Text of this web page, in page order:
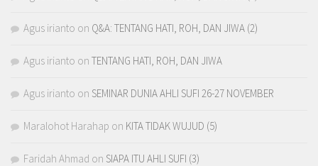
Agus irianto on Q&A: TENTANG HATI, ROH, DAN JIWA (2)
Agus irianto on TENTANG HATI, ROH, DAN JIWA
Agus irianto on SEMINAR DUNIA AHLI SUFI 26-27 NOVEMBER
Maralohot Harahap on KITA TIDAK WUJUD (5)
Faridah Ahmad on SIAPA ITU AHLI SUFI (3)